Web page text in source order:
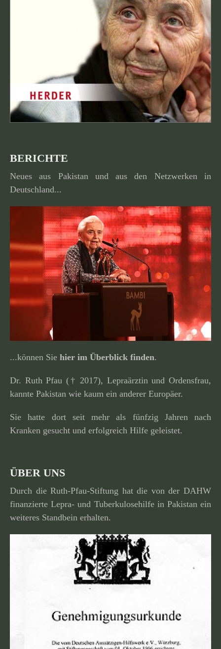
BERICHTE
Neues aus Pakistan und aus den Netzwerken in
Deutschland...
...können Sie hier im Überblick finden.
Dr. Ruth Pfau († 2017), Lepraärztin und Ordensfrau,
kannte Pakistan wie kaum ein anderer Europäer.
Sie hatte dort seit mehr als fünfzig Jahren nach
Kranken gesucht und erfolg­reich Hilfe geleistet.
ÜBER UNS
Durch die Ruth-Pfau-Stiftung hat die von der DAHW
finan­zierte Lepra- und Tuberkulosehilfe in Pakistan ein
weiteres Standbein erhalten.